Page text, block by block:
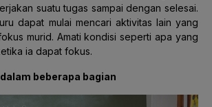
suatu tugas sampai dengan selesai.
dapat mulai mencari aktivitas lain yang
murid. Amati kondisi seperti apa yang
ia dapat fokus.
beberapa bagian